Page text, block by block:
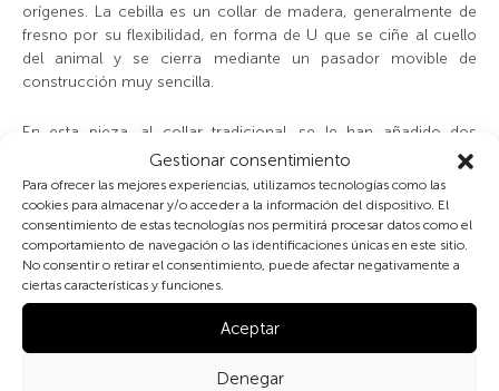
Gestionar consentimiento
Para ofrecer las mejores experiencias, utilizamos tecnologías como las
cookies para almacenar y/o acceder a la información del dispositivo. El
consentimiento de estas tecnologías nos permitirá procesar datos como el
comportamiento de navegación o las identificaciones únicas en este sitio.
No consentir o retirar el consentimiento, puede afectar negativamente a
ciertas características y funciones.
Aceptar
Denegar
orígenes. La cebilla es un collar de madera, generalmente de
fresno por su flexibilidad, en forma de U que se ciñe al cuello
del animal y se cierra mediante un pasador movible de
construcción muy sencilla.
En esta pieza, al collar tradicional, se le han añadido dos
elementos punzantes, convirtiéndolo en un rústico pero
efectivo destetador.
Su uso y función es simple: se coloca en torno al cuello del
ternero y cuando éste se acerca a las ubres de la madre le
provoca un pinchazo que hace que la vaca propicie una coz al
ternero. Ante el rechazo, el animal tiende progresivamente a
abandonar el intento de ser amamantado, dejando de este
modo la leche a disposición de los propietarios de los